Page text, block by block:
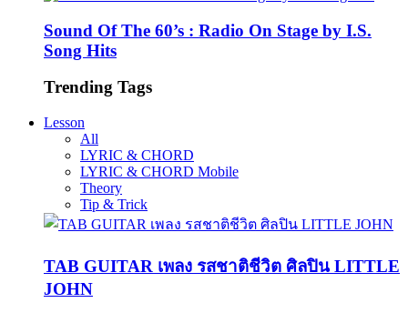
Sound Of The 60’s : Radio On Stage by I.S.
Song Hits
Trending Tags
Lesson
All
LYRIC & CHORD
LYRIC & CHORD Mobile
Theory
Tip & Trick
TAB GUITAR เพลง รสชาติชีวิต ศิลปิน LITTLE
JOHN